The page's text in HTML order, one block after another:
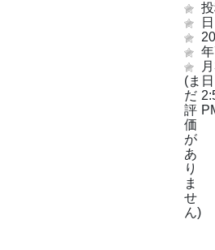
(ま
だ
評
価
が
あ
り
ま
せ
ん)
日